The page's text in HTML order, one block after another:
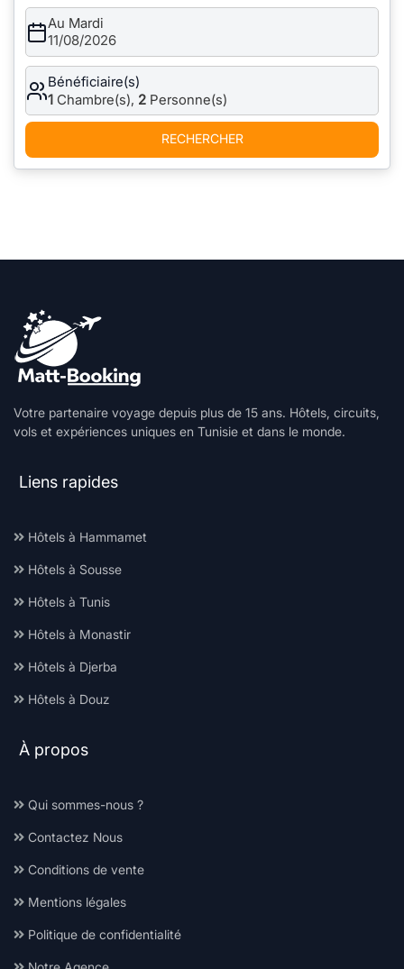
Au Mardi
11/08/2026
Bénéficiaire(s)
1 Chambre(s), 2 Personne(s)
RECHERCHER
Votre partenaire voyage depuis plus de 15 ans. Hôtels, circuits,
vols et expériences uniques en Tunisie et dans le monde.
Liens rapides
Hôtels à Hammamet
Hôtels à Sousse
Hôtels à Tunis
Hôtels à Monastir
Hôtels à Djerba
Hôtels à Douz
À propos
Qui sommes-nous ?
Contactez Nous
Conditions de vente
Mentions légales
Politique de confidentialité